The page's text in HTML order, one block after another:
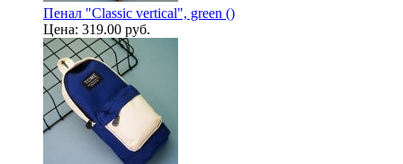
Пенал "Classic vertical", green ()
Цена: 319.00 руб.